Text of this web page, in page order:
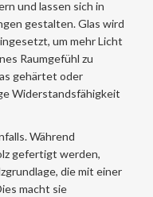
und lassen sich in
gestalten. Glas wird
um mehr Licht
Raumgefühl zu
gehärtet oder
Widerstandsfähigkeit
Während
gefertigt werden,
die mit einer
macht sie